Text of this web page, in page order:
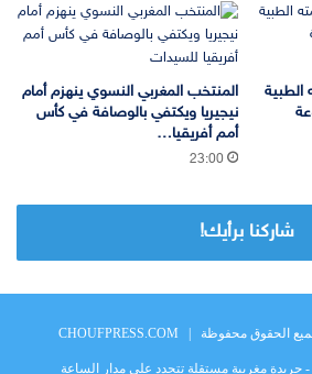
الطبية
المنتخب المغربي النسوي ينهزم أمام
نيجيريا ويكتفي بالوصافة في كأس
أمم أفريقيا…
23:00
شاركنا برأيك!
CHOUFPRESS.COM